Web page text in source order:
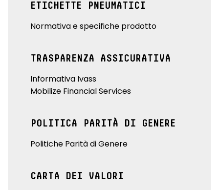
ETICHETTE PNEUMATICI
Normativa e specifiche prodotto
TRASPARENZA ASSICURATIVA
Informativa Ivass
Mobilize Financial Services
POLITICA PARITÀ DI GENERE
Politiche Parità di Genere
CARTA DEI VALORI